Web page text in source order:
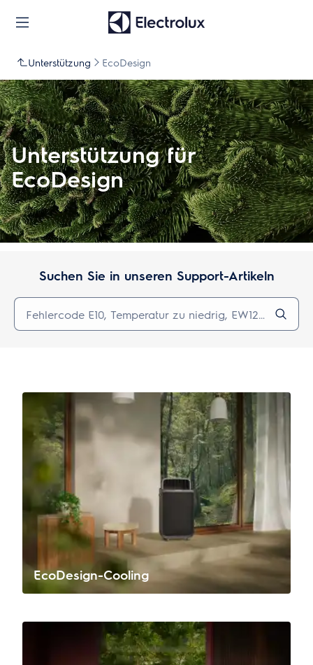
Unterstützung EcoDesign
Unterstützung für
EcoDesign
Suchen Sie in unseren Support-Artikeln
EcoDesign-Cooling